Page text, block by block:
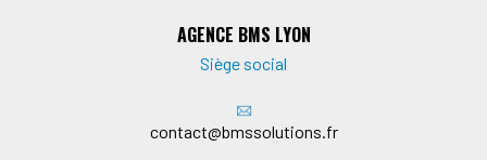
AGENCE BMS LYON
Siège social
contact@bmssolutions.fr